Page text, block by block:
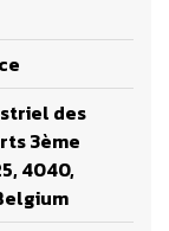
des
3ème
4040,